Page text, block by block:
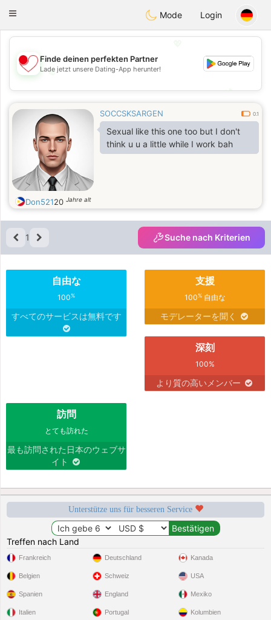
Chat
Toggle
Mode Login
💖
💕
Finde deinen perfekten Partner
Lade jetzt unsere Dating-App herunter!
SOCCSKSARGEN 0.1
Sexual like this one too but I don't
think u u a little while I work bah
Don52120 Jahre alt
1 Suche nach Kriterien
自由な
100%
すべてのサービスは無料です
支援
100%自由な
モデレーターを聞く
深刻
100%
より質の高いメンバー
訪問
とても訪れた
最も訪問された日本のウェブサ
イト
Unterstütze uns für besseren Service
Treffen nach Land
Frankreich
Belgien
Spanien
Italien
Deutschland
Schweiz
England
Portugal
Kanada
USA
Mexiko
Kolumbien